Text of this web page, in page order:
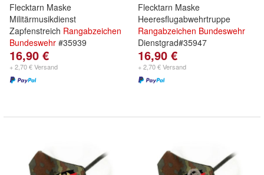
Flecktarn Maske
Militärmusikdienst
Zapfenstreich Rangabzeichen
Bundeswehr #35939
16,90 €
+ 2,70 € Versand
Flecktarn Maske
Heeresflugabwehrtruppe
Rangabzeichen Bundeswehr
Dienstgrad#35947
16,90 €
+ 2,70 € Versand